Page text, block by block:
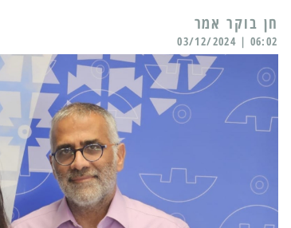
06:02 | 03/12/2024